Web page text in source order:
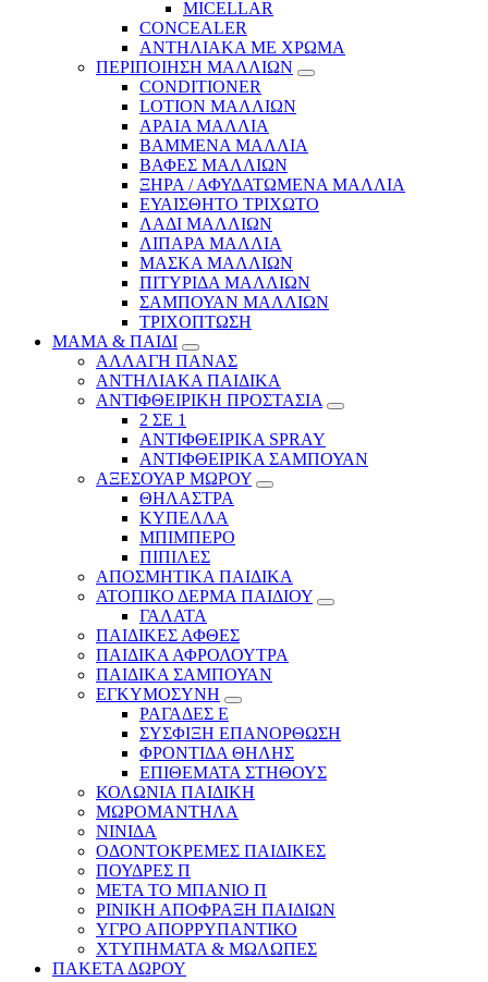
MICELLAR
CONCEALER
ΑΝΤΗΛΙΑΚΑ ΜΕ ΧΡΩΜΑ
ΠΕΡΙΠΟΙΗΣΗ ΜΑΛΛΙΩΝ
CONDITIONER
LOTION ΜΑΛΛΙΩΝ
ΑΡΑΙΑ ΜΑΛΛΙΑ
ΒΑΜΜΕΝΑ ΜΑΛΛΙΑ
ΒΑΦΕΣ ΜΑΛΛΙΩΝ
ΞΗΡΑ / ΑΦΥΔΑΤΩΜΕΝΑ ΜΑΛΛΙΑ
ΕΥΑΙΣΘΗΤΟ ΤΡΙΧΩΤΟ
ΛΑΔΙ ΜΑΛΛΙΩΝ
ΛΙΠΑΡΑ ΜΑΛΛΙΑ
ΜΑΣΚΑ ΜΑΛΛΙΩΝ
ΠΙΤΥΡΙΔΑ ΜΑΛΛΙΩΝ
ΣΑΜΠΟΥΑΝ ΜΑΛΛΙΩΝ
ΤΡΙΧΟΠΤΩΣΗ
ΜΑΜΑ & ΠΑΙΔΙ
ΑΛΛΑΓΗ ΠΑΝΑΣ
ΑΝΤΗΛΙΑΚΑ ΠΑΙΔΙΚΑ
ΑΝΤΙΦΘΕΙΡΙΚΗ ΠΡΟΣΤΑΣΙΑ
2 ΣΕ 1
ΑΝΤΙΦΘΕΙΡΙΚΑ SPRAY
ΑΝΤΙΦΘΕΙΡΙΚΑ ΣΑΜΠΟΥΑΝ
ΑΞΕΣΟΥΑΡ ΜΩΡΟΥ
ΘΗΛΑΣΤΡΑ
ΚΥΠΕΛΛΑ
ΜΠΙΜΠΕΡΟ
ΠΙΠΙΛΕΣ
ΑΠΟΣΜΗΤΙΚΑ ΠΑΙΔΙΚΑ
ΑΤΟΠΙΚΟ ΔΕΡΜΑ ΠΑΙΔΙΟΥ
ΓΑΛΑΤΑ
ΠΑΙΔΙΚΕΣ ΑΦΘΕΣ
ΠΑΙΔΙΚΑ ΑΦΡΟΛΟΥΤΡΑ
ΠΑΙΔΙΚΑ ΣΑΜΠΟΥΑΝ
ΕΓΚΥΜΟΣΥΝΗ
ΡΑΓΑΔΕΣ Ε
ΣΥΣΦΙΞΗ ΕΠΑΝΟΡΘΩΣΗ
ΦΡΟΝΤΙΔΑ ΘΗΛΗΣ
ΕΠΙΘΕΜΑΤΑ ΣΤΗΘΟΥΣ
ΚΟΛΩΝΙΑ ΠΑΙΔΙΚΗ
ΜΩΡΟΜΑΝΤΗΛΑ
ΝΙΝΙΔΑ
ΟΔΟΝΤΟΚΡΕΜΕΣ ΠΑΙΔΙΚΕΣ
ΠΟΥΔΡΕΣ Π
ΜΕΤΑ ΤΟ ΜΠΑΝΙΟ Π
ΡΙΝΙΚΗ ΑΠΟΦΡΑΞΗ ΠΑΙΔΙΩΝ
ΥΓΡΟ ΑΠΟΡΡΥΠΑΝΤΙΚΟ
ΧΤΥΠΗΜΑΤΑ & ΜΩΛΩΠΕΣ
ΠΑΚΕΤΑ ΔΩΡΟΥ